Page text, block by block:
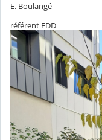
E. Boulangé
référent EDD